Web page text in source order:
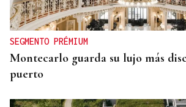
SEGMENTO PRÉMIUM
Montecarlo guarda su lujo más
puerto